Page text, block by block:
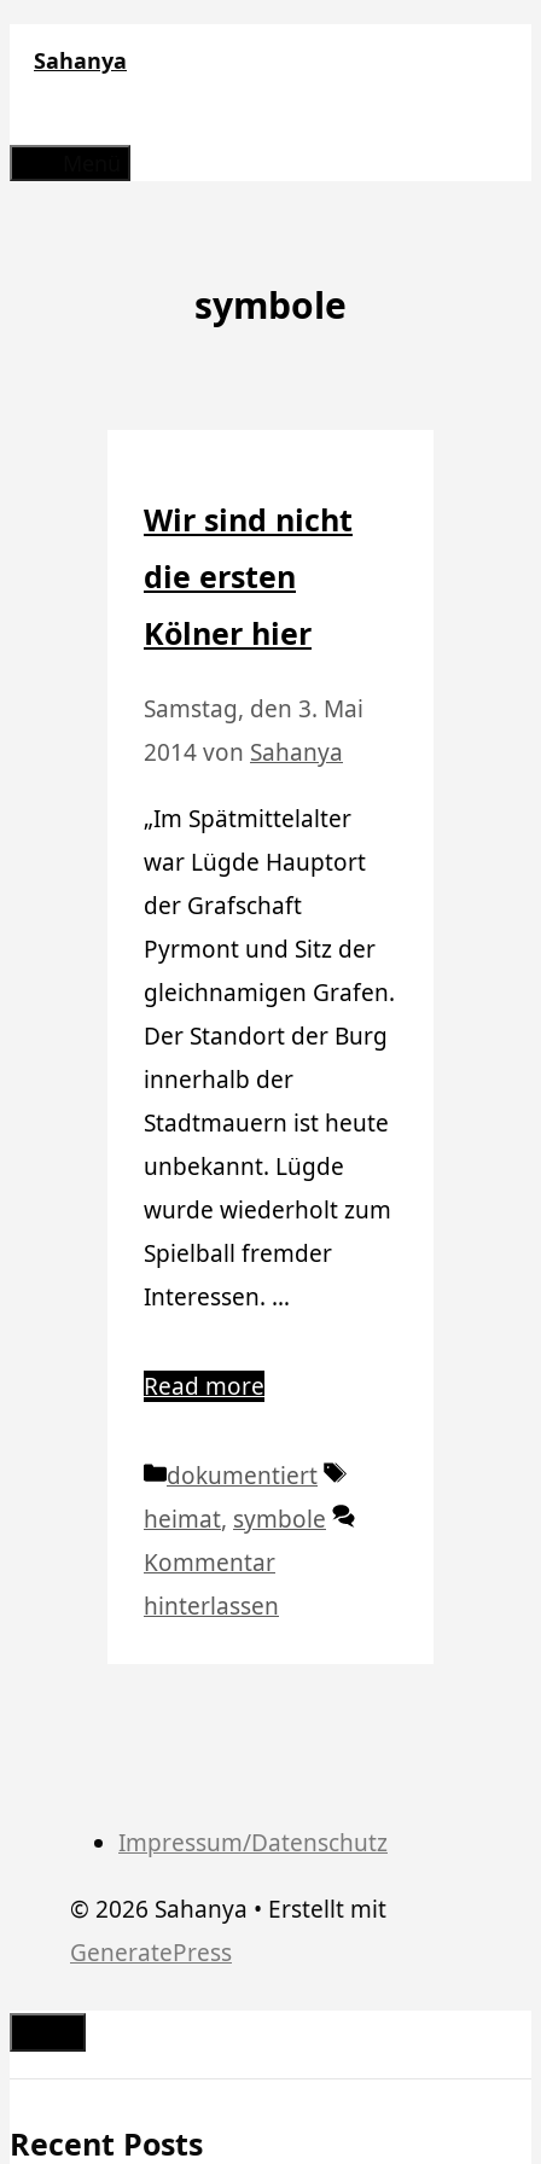
Sahanya
symbole
Wir sind nicht
die ersten
Kölner hier
Samstag, den 3. Mai
2014von Sahanya
„Im Spätmittelalter
war Lügde Hauptort
der Grafschaft
Pyrmont und Sitz der
gleichnamigen Grafen.
Der Standort der Burg
innerhalb der
Stadtmauern ist heute
unbekannt. Lügde
wurde wiederholt zum
Spielball fremder
Interessen. …
Read more
Kategorien
dokumentiert
Schlagwörter
heimat, symbole
Kommentar
hinterlassen
Impressum/Datenschutz
© 2026 Sahanya • Erstellt mit
GeneratePress
Schließen
Recent Posts